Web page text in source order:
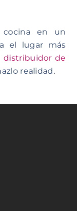
cocina en un
el lugar más
distribuidor de
realidad.